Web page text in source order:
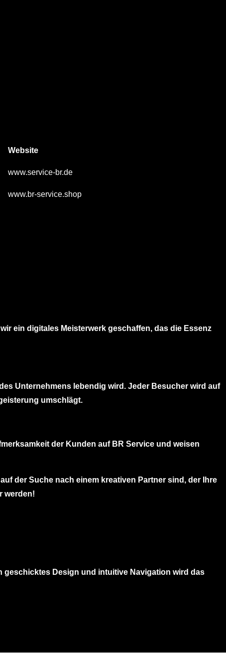
Website
www.service-br.de
www.br-service.shop
ein digitales Meisterwerk geschaffen, das die Essenz
Unternehmens lebendig wird. Jeder Besucher wird auf
umschlägt.
der Kunden auf BR Service und weisen
der Suche nach einem kreativen Partner sind, der Ihre
werden!
geschicktes Design und intuitive Navigation wird das